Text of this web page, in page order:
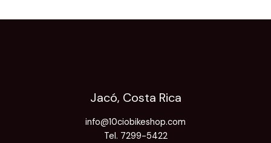
Jacó, Costa Rica
info@10ciobikeshop.com
Tel. 7299-5422